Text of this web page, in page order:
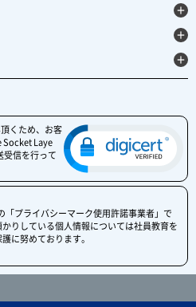
くため、お客
Socket Laye
受信を行って
「プライバシーマーク使用許諾事業者」で
りしている個人情報については社員教育を
に努めております。